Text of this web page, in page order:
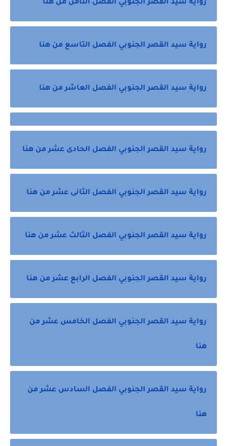
رواية سيد القصر الجنوبي الفصل الثامن من هنا
رواية سيد القصر الجنوبي الفصل التاسع من هنا
رواية سيد القصر الجنوبي الفصل العاشر من هنا
رواية سيد القصر الجنوبي الفصل الحادى عشر من هنا
رواية سيد القصر الجنوبي الفصل الثانى عشر من هنا
رواية سيد القصر الجنوبي الفصل الثالث عشر من هنا
رواية سيد القصر الجنوبي الفصل الرابع عشر من هنا
رواية سيد القصر الجنوبي الفصل الخامس عشر من
هنا
رواية سيد القصر الجنوبي الفصل السادس عشر من
هنا